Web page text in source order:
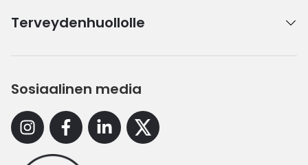
Terveydenhuollolle
Sosiaalinen media
InstagramFacebookLinkedinX